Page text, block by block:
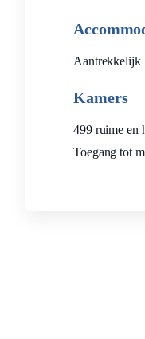
Aantrekkelijk
Kamers
499 ruime en
Toegang tot